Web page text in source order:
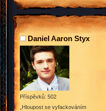
Daniel Aaron Styx
Příspěvků: 502
„Hloupost se vyfackováním